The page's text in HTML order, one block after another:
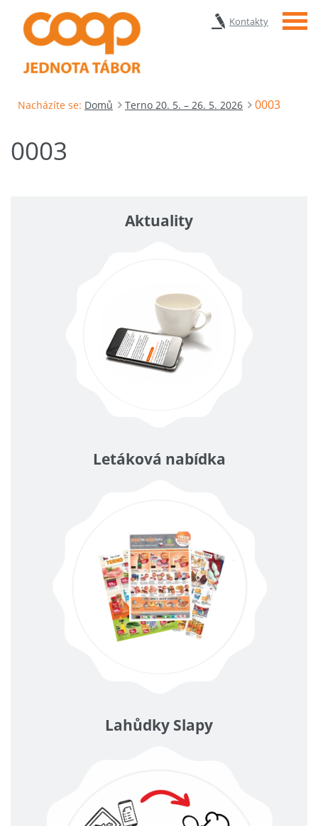
Kontakty Menu
Nacházíte se: Domů Terno 20. 5. – 26. 5. 2026 0003
0003
Aktuality
Letáková nabídka
Lahůdky Slapy